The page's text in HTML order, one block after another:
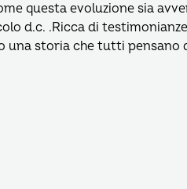
questa evoluzione sia
d.c. .Ricca di
una storia che tutti pensano